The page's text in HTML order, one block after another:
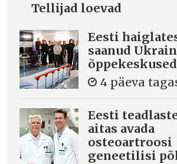
Tellijad loevad
Eesti
saanud
õppekeskused
4 päeva
Eesti
aitas avada
osteoartroosi
geneetilisi